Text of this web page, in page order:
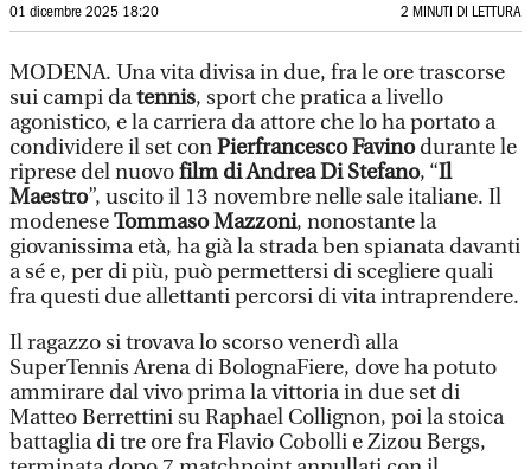
01 dicembre 2025 18:20 2 MINUTI DI LETTURA
MODENA. Una vita divisa in due, fra le ore trascorse
sui campi datennis, sport che pratica a livello
agonistico, e la carriera da attore che lo ha portato a
condividere il set conPierfrancesco Favinodurante le
riprese del nuovofilm di Andrea Di Stefano, “Il
Maestro”, uscito il 13 novembre nelle sale italiane. Il
modeneseTommaso Mazzoni, nonostante la
giovanissima età, ha già la strada ben spianata davanti
a sé e, per di più, può permettersi di scegliere quali
fra questi due allettanti percorsi di vita intraprendere.
Il ragazzo si trovava lo scorso venerdì alla
SuperTennis Arena di BolognaFiere, dove ha potuto
ammirare dal vivo prima la vittoria in due set di
Matteo Berrettini su Raphael Collignon, poi la stoica
battaglia di tre ore fra Flavio Cobolli e Zizou Bergs,